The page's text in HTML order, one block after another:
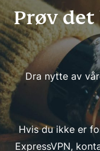
Prøv det
Dra nytte av
Hvis du ikke er
ExpressVPN,